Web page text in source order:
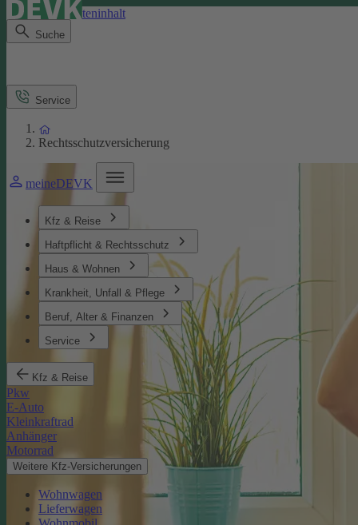
Direkt zum Seiteninhalt
Suche
meineDEVK
Kfz & Reise
Haftpflicht & Rechtsschutz
Haus & Wohnen
Krankheit, Unfall & Pflege
Beruf, Alter & Finanzen
Service
Kfz & Reise
Pkw
E-Auto
Kleinkraftrad
Anhänger
Motorrad
Weitere Kfz-Versicherungen
Wohnwagen
Lieferwagen
Service
Rechtsschutzversicherung